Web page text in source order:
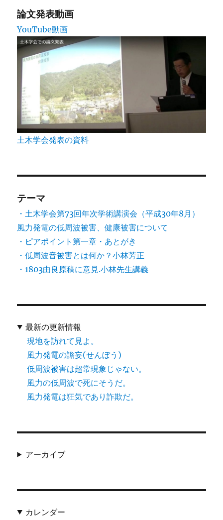
論文発表動画
YouTube動画
土木学会発表の資料
テーマ
・土木学会第73回年次学術講演会（平成30年8月）
風力発電の低周波被害、健康被害について
・ピアポイント第一章・あとがき
・低周波音被害とは何か？小林芳正
・1803由良原稿に意見.小林先生講義
最新の更新情報
現地を訪れて見よ。
風力発電の譫妄(せんぼう)
低周波被害は超常現象じゃない。
風力の低周波で死にそうだ。
風力発電は狂気であり詐欺だ。
アーカイブ
カレンダー